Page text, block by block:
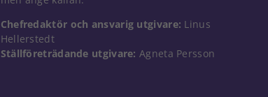
Chefredaktör och ansvarig utgivare: Linus
Hellerstedt
Ställföreträdande utgivare: Agneta Persson
taget ska